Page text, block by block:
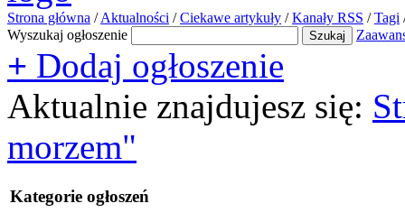
Strona główna / Aktualności / Ciekawe artykuły / Kanały RSS / Tagi
Wyszukaj ogłoszenie
+ Dodaj ogłoszenie
Aktualnie znajdujesz się:
morzem"
Kategorie ogłoszeń